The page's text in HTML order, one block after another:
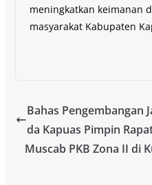
meningkatkan keimanan
masyarakat Kabupaten
Bahas Pengembangan
da Kapuas Pimpin
Muscab PKB Zona II di